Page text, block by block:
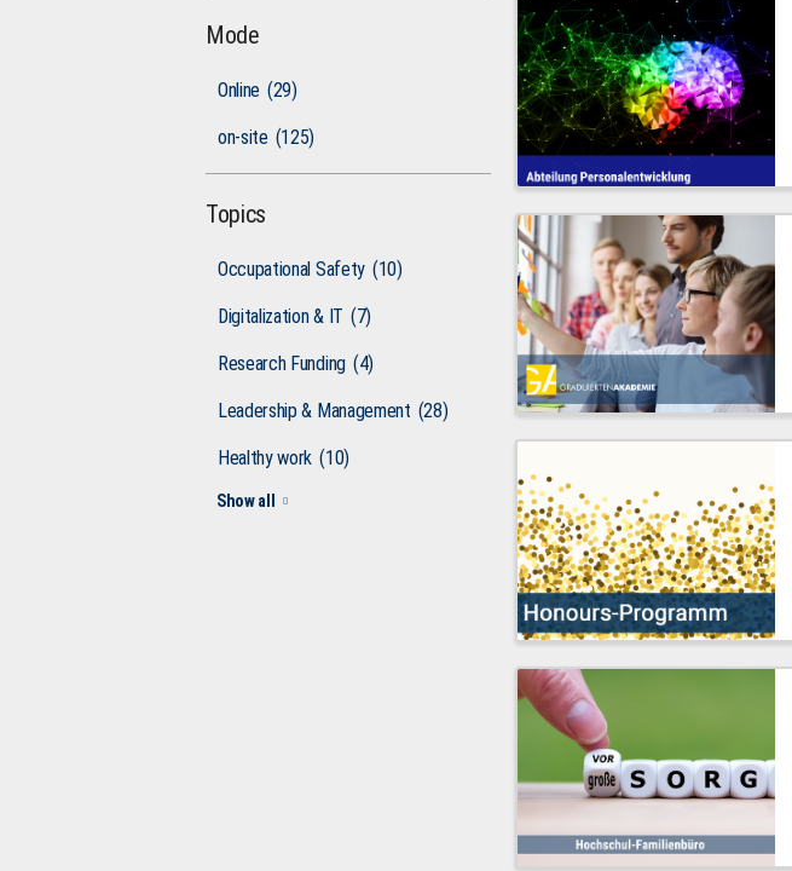
Mode
Online (29)
on-site (125)
Topics
Occupational Safety (10)
Digitalization & IT (7)
Research Funding (4)
Leadership & Management (28)
Healthy work (10)
Show all